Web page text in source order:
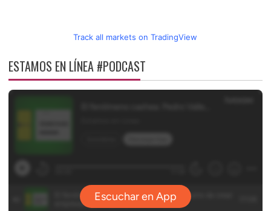
Track all markets on TradingView
ESTAMOS EN LÍNEA #PODCAST